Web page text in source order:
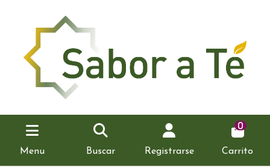
Menu Buscar Registrarse
0
Carrito